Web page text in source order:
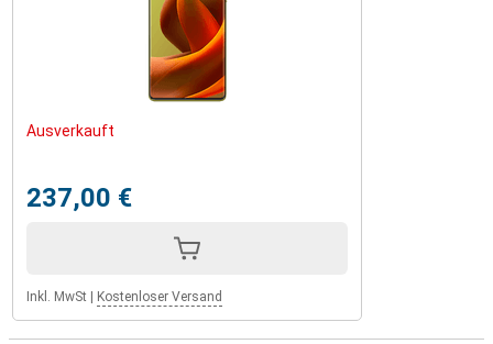
Ausverkauft
237,00 €
Inkl. MwSt Kostenloser Versand